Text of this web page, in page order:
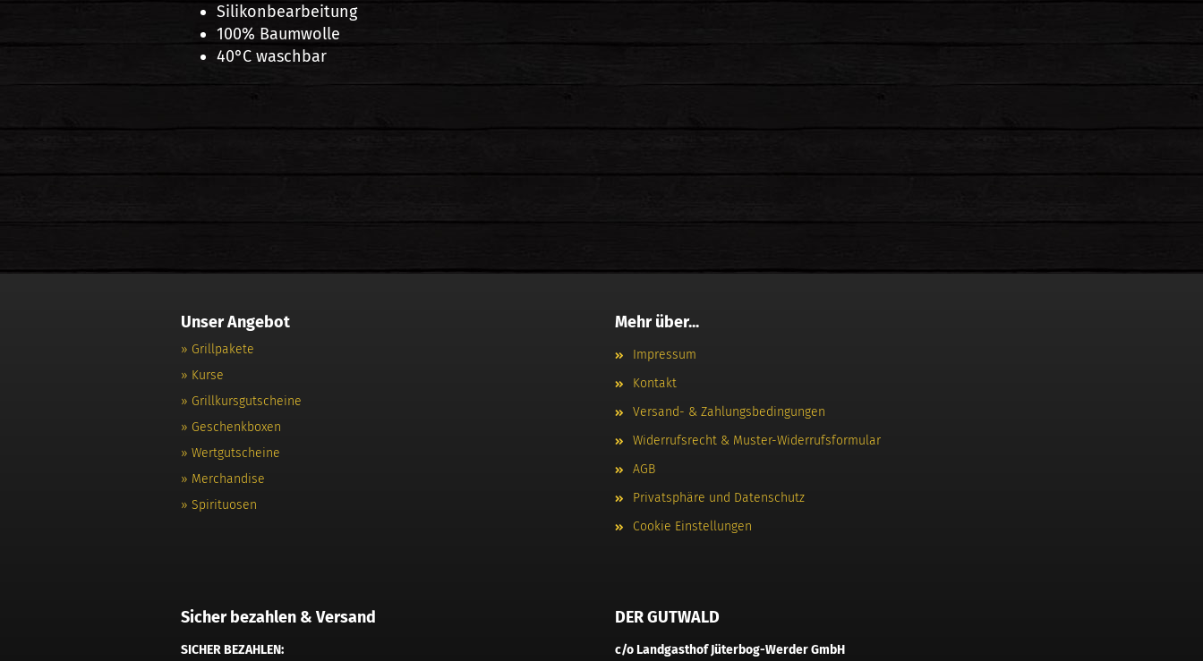
Silikonbearbeitung
100% Baumwolle
40°C waschbar
Unser Angebot
» Grillpakete
» Kurse
» Grillkursgutscheine
» Geschenkboxen
» Wertgutscheine
» Merchandise
» Spirituosen
Mehr über...
Impressum
Kontakt
Versand- & Zahlungsbedingungen
Widerrufsrecht & Muster-Widerrufsformular
AGB
Privatsphäre und Datenschutz
Cookie Einstellungen
Sicher bezahlen & Versand
SICHER BEZAHLEN:
DER GUTWALD
c/o Landgasthof Jüterbog-Werder GmbH